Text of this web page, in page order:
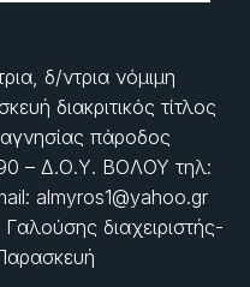
δ/ντρια νόμιμη
διακριτικός τίτλος
πάροδος
– Δ.Ο.Υ. ΒΟΛΟΥ τηλ:
almyros1@yahoo.gr
διαχειριστής-